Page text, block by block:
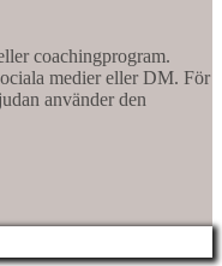
coachingprogram.
medier eller DM. För
använder den